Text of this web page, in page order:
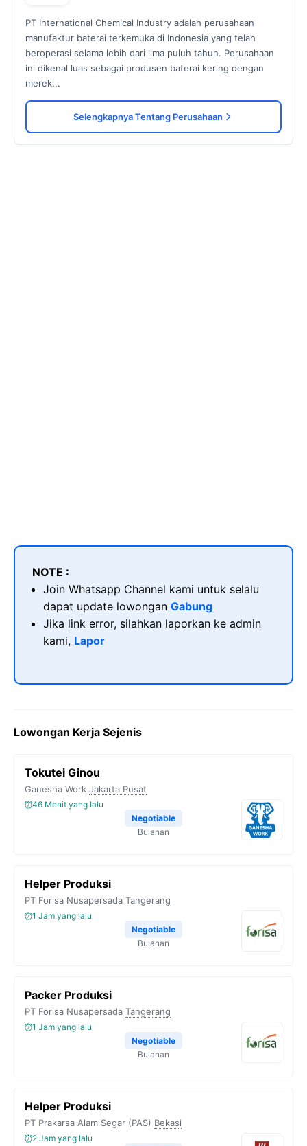
PT International Chemical Industry adalah perusahaan
manufaktur baterai terkemuka di Indonesia yang telah
beroperasi selama lebih dari lima puluh tahun. Perusahaan
ini dikenal luas sebagai produsen baterai kering dengan
merek...
Selengkapnya Tentang Perusahaan
NOTE :
Join Whatsapp Channel kami untuk selalu
dapat update lowongan Gabung
Jika link error, silahkan laporkan ke admin
kami, Lapor
Lowongan Kerja Sejenis
Tokutei Ginou
Ganesha Work Jakarta Pusat
46 Menit yang lalu
Negotiable
Bulanan
Helper Produksi
PT Forisa Nusapersada Tangerang
1 Jam yang lalu
Negotiable
Bulanan
Packer Produksi
PT Forisa Nusapersada Tangerang
1 Jam yang lalu
Negotiable
Bulanan
Helper Produksi
PT Prakarsa Alam Segar (PAS) Bekasi
2 Jam yang lalu